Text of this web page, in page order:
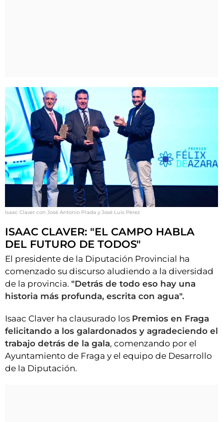
Isaac Claver con José Antonio Prada y José Luis Pérez
ISAAC CLAVER: "EL CAMPO HABLA
DEL FUTURO DE TODOS"
El presidente de la Diputación Provincial ha
comenzado su discurso aludiendo a la diversidad
de la provincia. "Detrás de todo eso hay una
historia más profunda, escrita con agua".
Isaac Claver ha clausurado los Premios en Fraga
felicitando a los galardonados y agradeciendo el
trabajo detrás de la gala, comenzando por el
Ayuntamiento de Fraga y el equipo de Desarrollo
de la Diputación.